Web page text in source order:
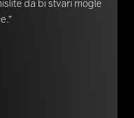
da bi stvari mogle